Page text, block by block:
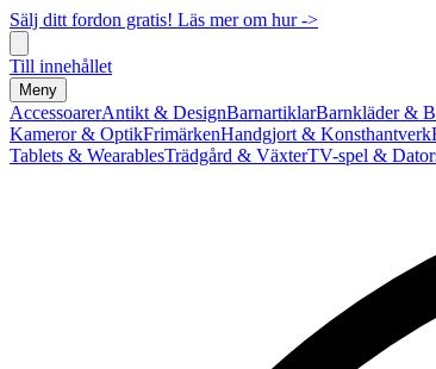
Sälj ditt fordon gratis! Läs mer om hur ->
Till innehållet
Meny
AccessoarerAntikt & DesignBarnartiklarBarnkläder &
Kameror & OptikFrimärkenHandgjort & Konsthantverk
Tablets & WearablesTrädgård & VäxterTV-spel &